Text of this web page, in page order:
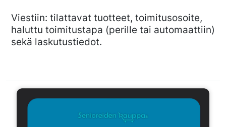
Viestiin: tilattavat tuotteet, toimitusosoite,
haluttu toimitustapa (perille tai automaattiin)
sekä laskutustiedot.